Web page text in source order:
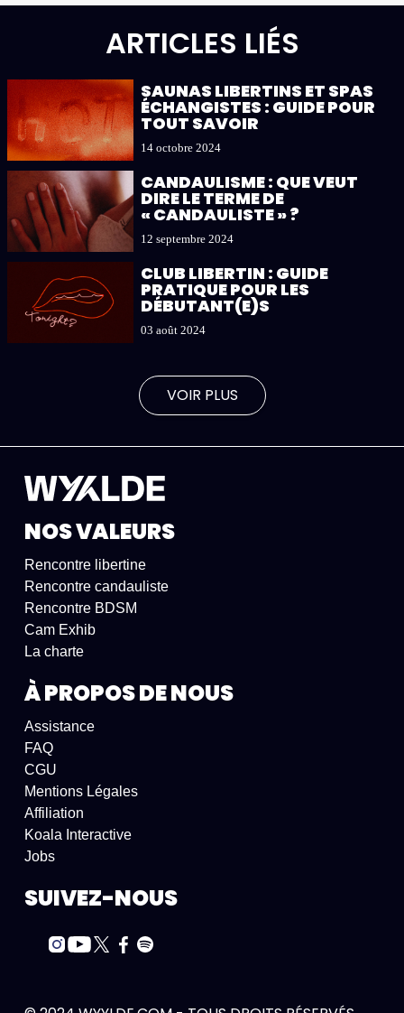
ARTICLES LIÉS
SAUNAS LIBERTINS ET SPAS
ÉCHANGISTES : GUIDE POUR
TOUT SAVOIR
14 octobre 2024
CANDAULISME : QUE VEUT
DIRE LE TERME DE
« CANDAULISTE » ?
12 septembre 2024
CLUB LIBERTIN : GUIDE
PRATIQUE POUR LES
DÉBUTANT(E)S
03 août 2024
VOIR PLUS
NOS VALEURS
Rencontre libertine
Rencontre candauliste
Rencontre BDSM
Cam Exhib
La charte
À PROPOS DE NOUS
Assistance
FAQ
CGU
Mentions Légales
Affiliation
Koala Interactive
Jobs
SUIVEZ-NOUS